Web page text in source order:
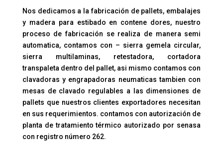
Nos dedicamos a la fabricación de pallets, embalajes
y madera para estibado en contene dores, nuestro
proceso de fabricación se realiza de manera semi
automatica, contamos con – sierra gemela circular,
sierra multilaminas, retestadora, cortadora
transpaleta dentro del pallet, asi mismo contamos con
clavadoras y engrapadoras neumaticas tambien con
mesas de clavado regulables a las dimensiones de
pallets que nuestros clientes exportadores necesitan
en sus requerimientos. contamos con autorización de
planta de tratamiento térmico autorizado por senasa
con registro número 262.